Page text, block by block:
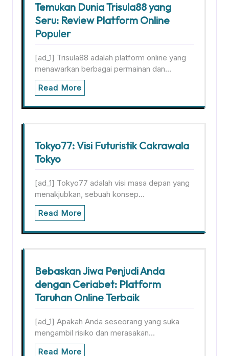
Temukan Dunia Trisula88 yang
Seru: Review Platform Online
Populer
[ad_1] Trisula88 adalah platform online yang
menawarkan berbagai permainan dan…
Read More
Tokyo77: Visi Futuristik Cakrawala
Tokyo
[ad_1] Tokyo77 adalah visi masa depan yang
menakjubkan, sebuah konsep…
Read More
Bebaskan Jiwa Penjudi Anda
dengan Ceriabet: Platform
Taruhan Online Terbaik
[ad_1] Apakah Anda seseorang yang suka
mengambil risiko dan merasakan…
Read More